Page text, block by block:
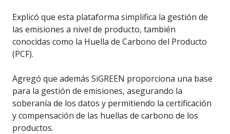
Explicó que esta plataforma simplifica la gestión de
las emisiones a nivel de producto, también
conocidas como la Huella de Carbono del Producto
(PCF).
Agregó que además SiGREEN proporciona una base
para la gestión de emisiones, asegurando la
soberanía de los datos y permitiendo la certificación
y compensación de las huellas de carbono de los
productos.